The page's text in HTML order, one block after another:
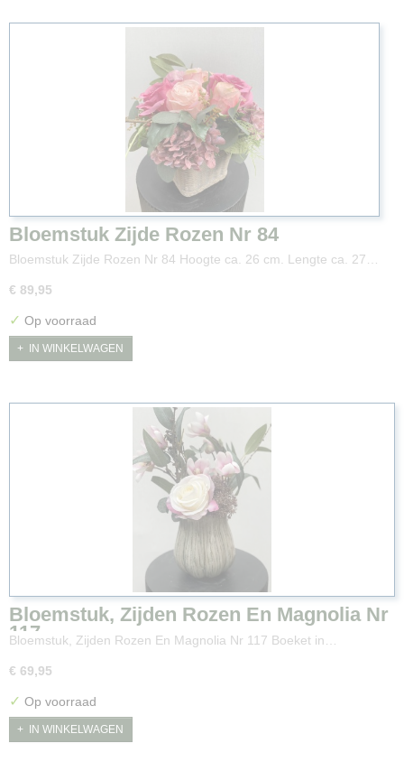
Bloemstuk Zijde Rozen Nr 84
Bloemstuk Zijde Rozen Nr 84 Hoogte ca. 26 cm. Lengte ca. 27…
€ 89,95
✓ Op voorraad
IN WINKELWAGEN
Bloemstuk, Zijden Rozen En Magnolia Nr
117
Bloemstuk, Zijden Rozen En Magnolia Nr 117 Boeket in…
€ 69,95
✓ Op voorraad
IN WINKELWAGEN